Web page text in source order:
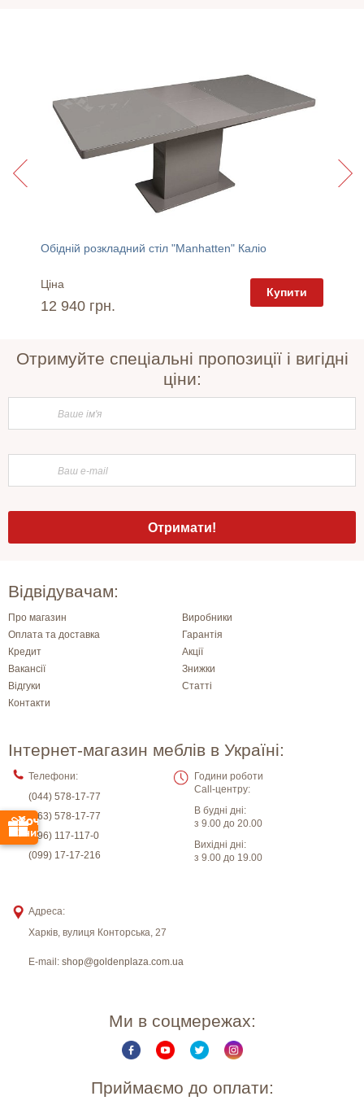
Обідній розкладний стіл "Manhatten" Каліо
Ціна
12 940 грн.
Купити
Отримуйте спеціальні пропозиції і вигідні
ціни:
Відвідувачам:
Про магазин
Виробники
Оплата та доставка
Гарантія
Кредит
Акції
Вакансії
Знижки
Відгуки
Статті
Контакти
Інтернет-магазин меблів в Україні:
Телефони:
(044) 578-17-77
(063) 578-17-77
(096) 117-117-0
(099) 17-17-216
Години роботи
Call-центру:
В будні дні:
з 9.00 до 20.00
Вихідні дні:
з 9.00 до 19.00
Адреса:
Харків, вулиця Конторська, 27
E-mail: shop@goldenplaza.com.ua
Ми в соцмережах:
Приймаємо до оплати: